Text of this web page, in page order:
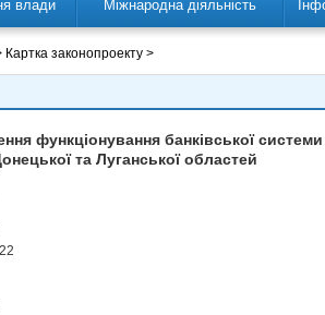
влади Міжнародна діяльність
Картка законопроекту >
функціонування банківської
та Луганської областей